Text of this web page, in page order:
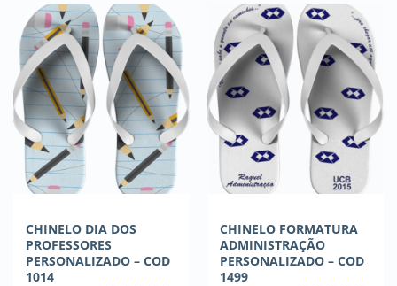
CHINELO DIA DOS
PROFESSORES
PERSONALIZADO – COD
1014
CHINELO FORMATURA
ADMINISTRAÇÃO
PERSONALIZADO – COD
1499